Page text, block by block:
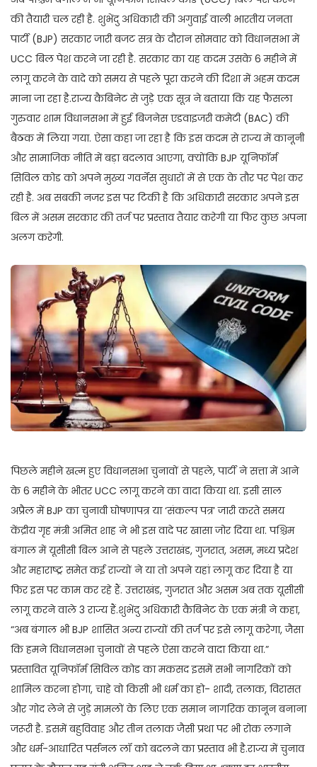
की तैयारी चल रही है. शुभेंदु अधिकारी की अगुवाई वाली भारतीय जनता
पार्टी (BJP) सरकार जारी बजट सत्र के दौरान सोमवार को विधानसभा में
UCC बिल पेश करने जा रही है. सरकार का यह कदम उसके 6 महीने में
लागू करने के वादे को समय से पहले पूरा करने की दिशा में अहम कदम
माना जा रहा है.राज्य कैबिनेट से जुड़े एक सूत्र ने बताया कि यह फैसला
गुरुवार शाम विधानसभा में हुई बिजनेस एडवाइजरी कमेटी (BAC) की
बैठक में लिया गया. ऐसा कहा जा रहा है कि इस कदम से राज्य में कानूनी
और सामाजिक नीति में बड़ा बदलाव आएगा, क्योंकि BJP यूनिफॉर्म
सिविल कोड को अपने मुख्य गवर्नेंस सुधारों में से एक के तौर पर पेश कर
रही है. अब सबकी नजर इस पर टिकी है कि अधिकारी सरकार अपने इस
बिल में असम सरकार की तर्ज पर प्रस्ताव तैयार करेगी या फिर कुछ अपना
अलग करेगी.
पिछले महीने खत्म हुए विधानसभा चुनावों से पहले, पार्टी ने सत्ता में आने
के 6 महीने के भीतर UCC लागू करने का वादा किया था. इसी साल
अप्रैल में BJP का चुनावी घोषणापत्र या ‘संकल्प पत्र’ जारी करते समय
केंद्रीय गृह मंत्री अमित शाह ने भी इस वादे पर खासा जोर दिया था. पश्चिम
बंगाल में यूसीसी बिल आने से पहले उत्तराखंड, गुजरात, असम, मध्य प्रदेश
और महाराष्ट्र समेत कई राज्यों ने या तो अपने यहां लागू कर दिया है या
फिर इस पर काम कर रहे हैं. उत्तराखंड, गुजरात और असम अब तक यूसीसी
लागू करने वाले 3 राज्य हैं.शुभेंदु अधिकारी कैबिनेट के एक मंत्री ने कहा,
“अब बंगाल भी BJP शासित अन्य राज्यों की तर्ज पर इसे लागू करेगा, जैसा
कि हमने विधानसभा चुनावों से पहले ऐसा करने वादा किया था.”
प्रस्तावित यूनिफॉर्म सिविल कोड का मकसद इसमें सभी नागरिकों को
शामिल करना होगा, चाहे वो किसी भी धर्म का हो- शादी, तलाक, विरासत
और गोद लेने से जुड़े मामलों के लिए एक समान नागरिक कानून बनाना
जरूरी है. इसमें बहुविवाह और तीन तलाक जैसी प्रथा पर भी रोक लगाने
और धर्म-आधारित पर्सनल लॉ को बदलने का प्रस्ताव भी है.राज्य में चुनाव